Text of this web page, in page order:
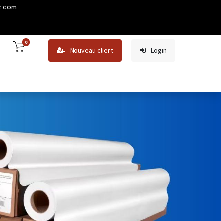
0
Nouveau client Login